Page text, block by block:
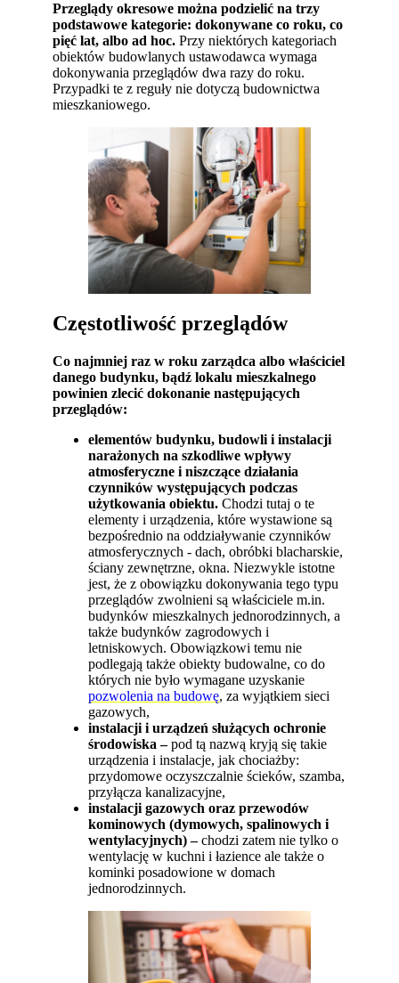
Przeglądy okresowe można podzielić na trzy
podstawowe kategorie: dokonywane co roku, co
pięć lat, albo ad hoc. Przy niektórych kategoriach
obiektów budowlanych ustawodawca wymaga
dokonywania przeglądów dwa razy do roku.
Przypadki te z reguły nie dotyczą budownictwa
mieszkaniowego.
Częstotliwość przeglądów
Co najmniej raz w roku zarządca albo właściciel
danego budynku, bądź lokalu mieszkalnego
powinien zlecić dokonanie następujących
przeglądów:
elementów budynku, budowli i instalacji
narażonych na szkodliwe wpływy
atmosferyczne i niszczące działania
czynników występujących podczas
użytkowania obiektu. Chodzi tutaj o te
elementy i urządzenia, które wystawione są
bezpośrednio na oddziaływanie czynników
atmosferycznych - dach, obróbki blacharskie,
ściany zewnętrzne, okna. Niezwykle istotne
jest, że z obowiązku dokonywania tego typu
przeglądów zwolnieni są właściciele m.in.
budynków mieszkalnych jednorodzinnych, a
także budynków zagrodowych i
letniskowych. Obowiązkowi temu nie
podlegają także obiekty budowalne, co do
których nie było wymagane uzyskanie
pozwolenia na budowę, za wyjątkiem sieci
gazowych,
instalacji i urządzeń służących ochronie
środowiska –pod tą nazwą kryją się takie
urządzenia i instalacje, jak chociażby:
przydomowe oczyszczalnie ścieków, szamba,
przyłącza kanalizacyjne,
instalacji gazowych oraz przewodów
kominowych (dymowych, spalinowych i
wentylacyjnych) –chodzi zatem nie tylko o
wentylację w kuchni i łazience ale także o
kominki posadowione w domach
jednorodzinnych.